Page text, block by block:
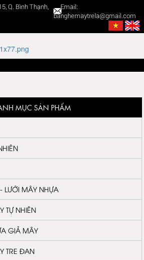
Q. Bình Thạnh,
Email:
banghemaytrela@gmail.com
MỤC SẢN PHẨM
LƯỚI MÂY NHỰA
TỰ NHIÊN
GIẢ MÂY
TRE ĐAN